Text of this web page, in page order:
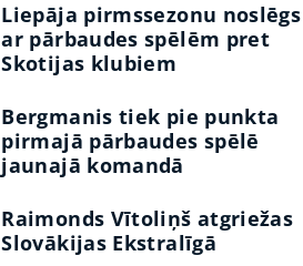
Liepāja pirmssezonu noslēgs
ar pārbaudes spēlēm pret
Skotijas klubiem
Bergmanis tiek pie punkta
pirmajā pārbaudes spēlē
jaunajā komandā
Raimonds Vītoliņš atgriežas
Slovākijas Ekstralīgā